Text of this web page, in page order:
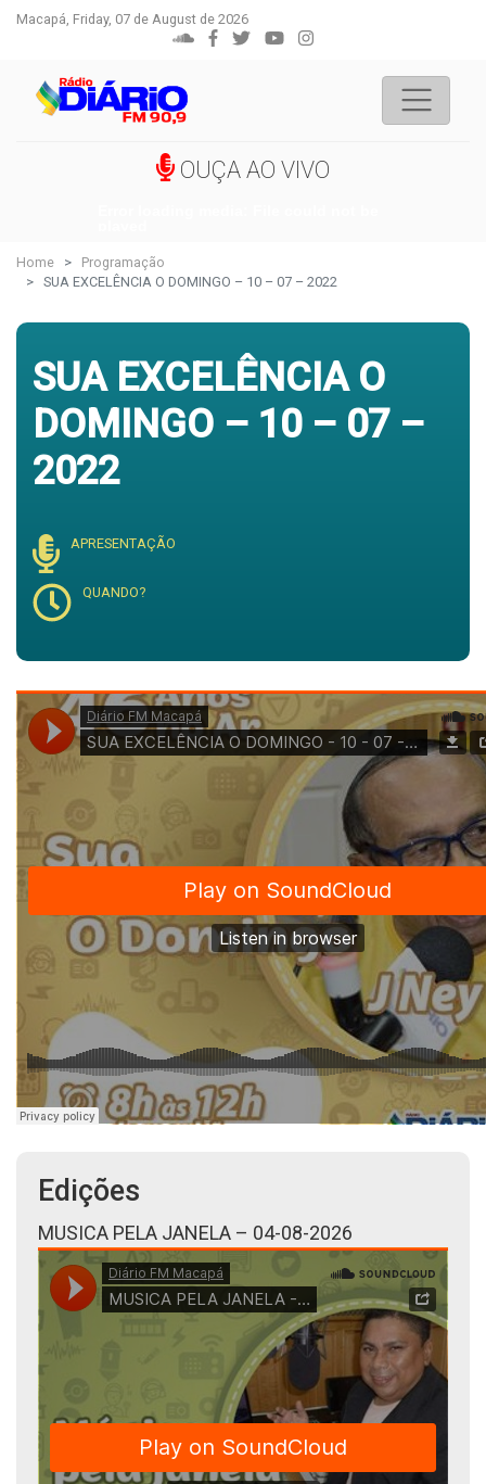
Macapá, Friday, 07 de August de 2026
OUÇA AO VIVO
Home
Programação
SUA EXCELÊNCIA O DOMINGO – 10 – 07 – 2022
SUA EXCELÊNCIA O
DOMINGO – 10 – 07 –
2022
APRESENTAÇÃO
QUANDO?
Edições
MUSICA PELA JANELA – 04-08-2026